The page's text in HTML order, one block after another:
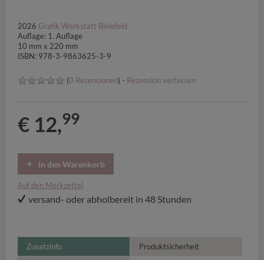
2026 Grafik Werkstatt Bielefeld
Auflage: 1. Auflage
10 mm x 220 mm
ISBN: 978-3-9863625-3-9
(0 Rezensionen) - Rezension verfassen
€ 12,99
in den Warenkorb
Auf den Merkzettel
versand- oder abholbereit in 48 Stunden
Zusatzinfo Produktsicherheit